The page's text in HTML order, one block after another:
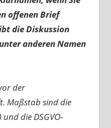
offenen Brief
die Diskussion
anderen Namen
der
Maßstab sind die
und die DSGVO-